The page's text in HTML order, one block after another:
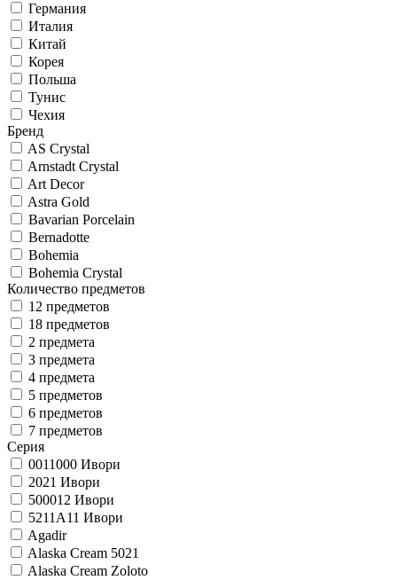
Германия
Италия
Китай
Корея
Польша
Тунис
Чехия
Бренд
AS Crystal
Arnstadt Crystal
Art Decor
Astra Gold
Bavarian Porcelain
Bernadotte
Bohemia
Bohemia Crystal
Количество предметов
12 предметов
18 предметов
2 предмета
3 предмета
4 предмета
5 предметов
6 предметов
7 предметов
Серия
0011000 Ивори
2021 Ивори
500012 Ивори
5211A11 Ивори
Agadir
Alaska Cream 5021
Alaska Cream Zoloto